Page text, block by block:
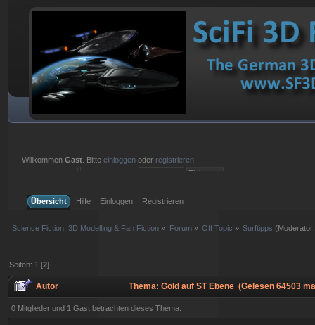
WillkommenGast . Bitteeinloggen oder registrieren
Übersicht
Hilfe Einloggen Registrieren
Science Fiction, 3D Modelling & Fan Fiction » Forum» Off Topic » Surftipps
Seiten: 1 [2]
Autor Thema: Gold auf ST Ebene (Gelesen 64503
0 Mitglieder und 1 Gast betrachten dieses Thema.